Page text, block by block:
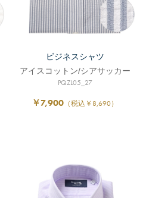
ビジネスシャツ
アイスコットン/シアサッカー
PQZL05_27
￥7,900 （税込￥8,690）